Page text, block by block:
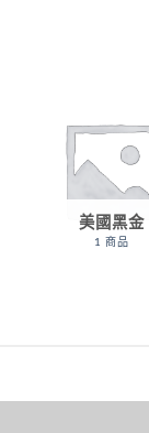
美國黑金
1 商品